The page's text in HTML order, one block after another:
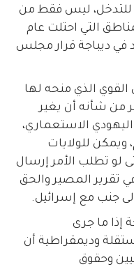
للتدخل، ليس فقط من
التي احتلت عام
في ديباجة قرار مجلس
الذي منحه لها
من شأنه أن يغير
الاستعماري،
للولايات
لو تطلب الأمر إرسال
تقرير المصير والحق
جنب مع إسرائيل.
إذا ما جرى
وديمقراطية أن
وحقوق